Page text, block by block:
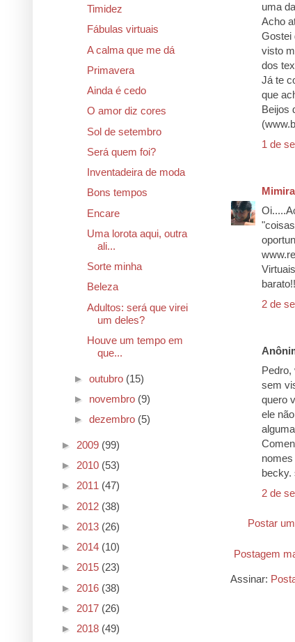
uma
Acho
Gostei
visto
dos
Já te
que
Beijos
1 de
2 de
Pedro,
sem
quero
ele
becky.
2 de
Postar
Postagem
Assinar:
Timidez
Fábulas virtuais
A calma que me dá
Primavera
Ainda é cedo
O amor diz cores
Sol de setembro
Será quem foi?
Inventadeira de moda
Bons tempos
Encare
Uma lorota aqui, outra
ali...
Sorte minha
Beleza
Adultos: será que virei
um deles?
Houve um tempo em
que...
► outubro (15)
► novembro (9)
► dezembro (5)
► 2009 (99)
► 2010 (53)
► 2011 (47)
► 2012 (38)
► 2013 (26)
► 2014 (10)
► 2015 (23)
► 2016 (38)
► 2017 (26)
► 2018 (49)